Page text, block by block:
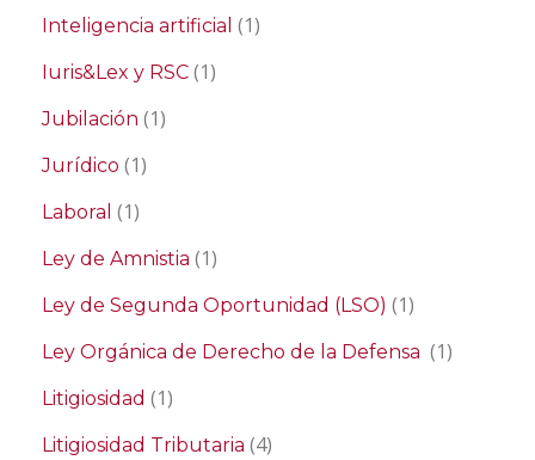
Inteligencia artificial (1)
Iuris&Lex y RSC (1)
Jubilación (1)
Jurídico (1)
Laboral (1)
Ley de Amnistia (1)
Ley de Segunda Oportunidad (LSO) (1)
Ley Orgánica de Derecho de la Defensa (1)
Litigiosidad (1)
Litigiosidad Tributaria (4)